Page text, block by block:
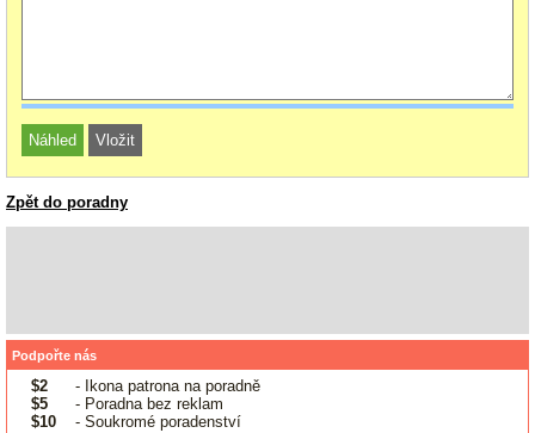
Zpět do poradny
Podpořte nás
$2
- Ikona patrona na poradně
$5
- Poradna bez reklam
$10
- Soukromé poradenství